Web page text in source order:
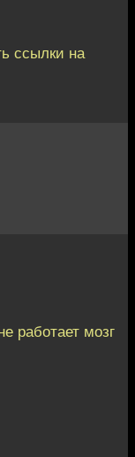
ссылки на
работает мозг